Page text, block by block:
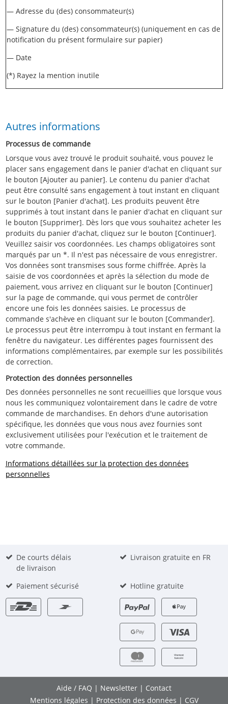
— Adresse du (des) consommateur(s)
— Signature du (des) consommateur(s) (uniquement en cas de
notification du présent formulaire sur papier)
— Date
(*) Rayez la mention inutile
Autres informations
Processus de commande
Lorsque vous avez trouvé le produit souhaité, vous pouvez le
placer sans engagement dans le panier d'achat en cliquant sur
le bouton [Ajouter au panier]. Le contenu du panier d'achat
peut être consulté sans engagement à tout instant en cliquant
sur le bouton [Panier d'achat]. Les produits peuvent être
supprimés à tout instant dans le panier d'achat en cliquant sur
le bouton [Supprimer]. Dès lors que vous souhaitez acheter les
produits du panier d'achat, cliquez sur le bouton [Continuer].
Veuillez saisir vos coordonnées. Les champs obligatoires sont
marqués par un *. Il n'est pas nécessaire de vous enregistrer.
Vos données sont transmises sous forme chiffrée. Après la
saisie de vos coordonnées et après la sélection du mode de
paiement, vous arrivez en cliquant sur le bouton [Continuer]
sur la page de commande, qui vous permet de contrôler
encore une fois les données saisies. Le processus de
commande s'achève en cliquant sur le bouton [Commander].
Le processus peut être interrompu à tout instant en fermant la
fenêtre du navigateur. Les différentes pages fournissent des
informations complémentaires, par exemple sur les possibilités
de correction.
Protection des données personnelles
Des données personnelles ne sont recueillies que lorsque vous
nous les communiquez volontairement dans le cadre de votre
commande de marchandises. En dehors d'une autorisation
spécifique, les données que vous nous avez fournies sont
exclusivement utilisées pour l'exécution et le traitement de
votre commande.
Informations détaillées sur la protection des données
personnelles
De courts délais
de livraison
Livraison gratuite en FR
Paiement sécurisé Hotline gratuite
Aide / FAQ | Newsletter | Contact
Mentions légales | Protection des données | CGV